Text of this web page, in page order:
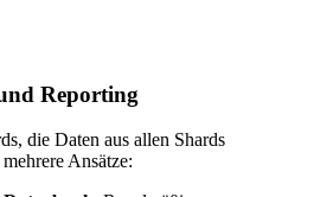
Reporting
die Daten aus allen Shards
Ansätze: